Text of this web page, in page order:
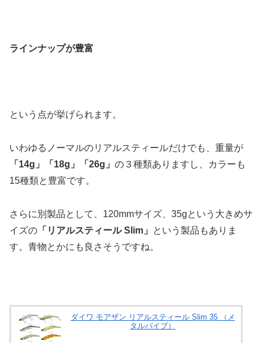
ラインナップが豊富
という点が挙げられます。
いわゆるノーマルのリアルスティールだけでも、重量が
「14g」「18g」「26g」 の３種類ありますし、カラーも
15種類と豊富です。
さらに別製品として、120mmサイズ、35gという大きめサ
イズの 「リアルスティール Slim」
という製品もありま
す。青物とかにも良さそうですね。
ダイワ モアザン リアルスティール Slim 35 （メ
タルバイブ）